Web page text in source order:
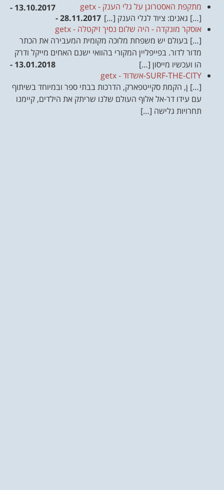
13.10.2017 -
מתקפת האסטרוגן על גלי הענק - getx
[…] גאנים: ציוד לגלי הענק […] 28.11.2017 -
אוסקר מונקדה - היה שלום נסיך זיקטלה - getx
[…] בעולם יש משפחת מלוכה מקומית המעבירה את הכתר
מדור לדור. בפייפליין המקורי בהוואי ישנם האחים מייקל ודרק
הו ועכשיו מייסון […]
13.01.2018 -
SURF-THE-CITY-אשדוד - getx
[…] ן, הקמת סקייטפארק, הדרכות בבתי ספר ובמיוחד בשיתוף
עם עידו דר-אל אלוף העולם שלנו שריתק את הילדים, קיימנו
תחרויות גלישה […]